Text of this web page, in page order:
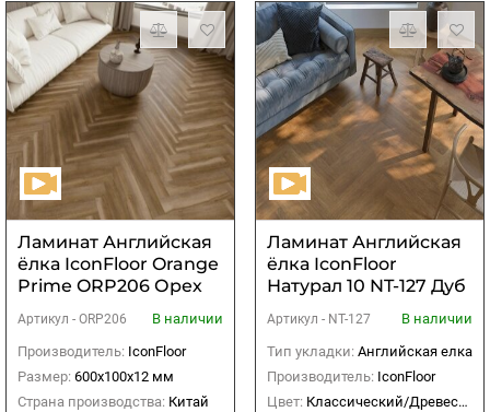
Ламинат Английская
ёлка IconFloor Orange
Prime ORP206 Орех
Артикул - ORP206
В наличии
Производитель: IconFloor
Размер: 600х100х12 мм
Страна производства: Китай
Ламинат Английская
ёлка IconFloor
Натурал 10 NT-127 Дуб
Артикул - NT-127
В наличии
Тип укладки: Английская елка
Производитель: IconFloor
Цвет: Классический/Древесный